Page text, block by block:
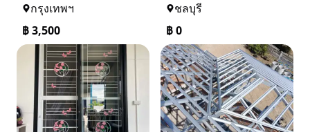
กรุงเทพฯ
฿3,500
ชลบุรี
฿0